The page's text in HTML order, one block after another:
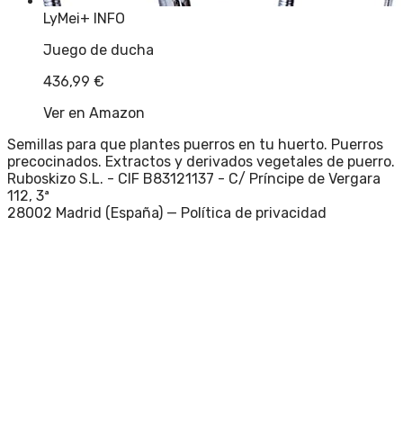
LyMei+ INFO
Juego de ducha
436,99 €
Ver en Amazon
Semillas para que plantes puerros en tu huerto. Puerros
precocinados. Extractos y derivados vegetales de puerro.
Ruboskizo S.L. - CIF B83121137 - C/ Príncipe de Vergara
112, 3ª
28002 Madrid (España) — Política de privacidad